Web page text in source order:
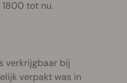
tot nu.
verkrijgbaar bij
verpakt was in